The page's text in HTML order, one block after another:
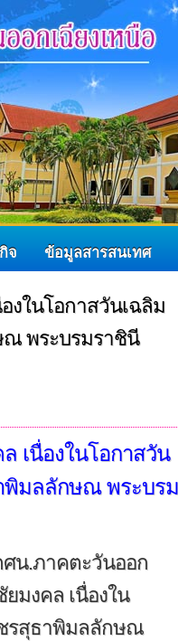
จ ข้อมูลสารสนเทศ
งในโอกาสวันเฉลิม
ณ พระบรมราชินี
เนื่องในโอกาสวัน
พิมลลักษณ พระบรม
น.ภาคตะวันออก
มงคล เนื่องใน
ชรสุธาพิมลลักษณ